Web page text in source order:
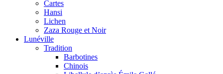
Cartes
Hansi
Lichen
Zaza Rouge et Noir
Lunéville
Tradition
Barbotines
Chinois